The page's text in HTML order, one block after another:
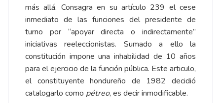
más allá. Consagra en su artículo 239 el cese
inmediato de las funciones del presidente de
turno por “apoyar directa o indirectamente”
iniciativas reeleccionistas. Sumado a ello la
constitución impone una inhabilidad de 10 años
para el ejercicio de la función pública. Este articulo,
el constituyente hondureño de 1982 decidió
catalogarlo como pétreo, es decir inmodificable.